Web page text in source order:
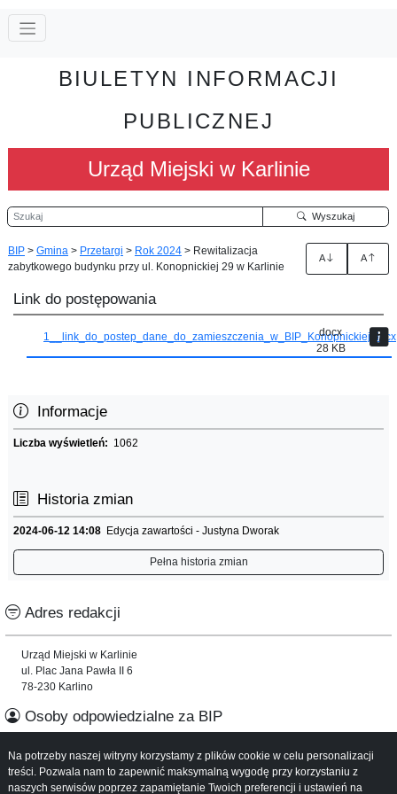
BIULETYN INFORMACJI
PUBLICZNEJ
Urząd Miejski w Karlinie
Szukaj Wyszukaj
BIP > Gmina > Przetargi > Rok 2024 > Rewitalizacja
zabytkowego budynku przy ul. Konopnickiej 29 w Karlinie
A A
Link do postępowania
1__link_do_postep_dane_do_zamieszczenia_w_BIP_Konopnickiej.docx
docx
28 KB
Informacje
Liczba wyświetleń: 1062
Historia zmian
2024-06-12 14:08 Edycja zawartości - Justyna Dworak
Pełna historia zmian
Adres redakcji
Urząd Miejski w Karlinie
ul. Plac Jana Pawła II 6
78-230 Karlino
Osoby odpowiedzialne za BIP
Informacje o serwisie
Na potrzeby naszej witryny korzystamy z plików cookie w celu personalizacji
treści. Pozwala nam to zapewnić maksymalną wygodę przy korzystaniu z
naszych serwisów poprzez zapamiętanie Twoich preferencji i ustawień na